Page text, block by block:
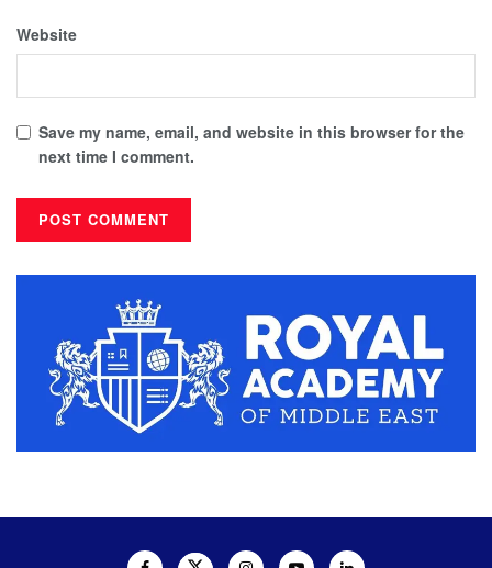
Website
Save my name, email, and website in this browser for the
next time I comment.